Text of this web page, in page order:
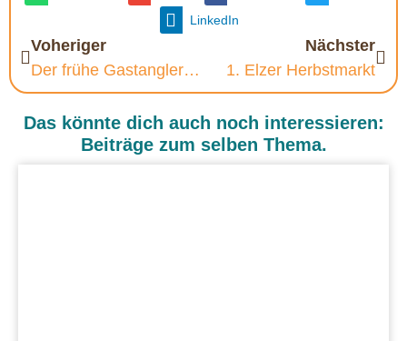
LinkedIn
Voheriger
Der frühe Gastangler fängt den dicksten Fisch!
Nächster
1. Elzer Herbstmarkt
Das könnte dich auch noch interessieren:
Beiträge zum selben Thema.